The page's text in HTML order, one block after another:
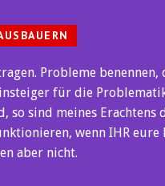
Probleme
für die
so sind meines
wenn IHR
aber nicht.